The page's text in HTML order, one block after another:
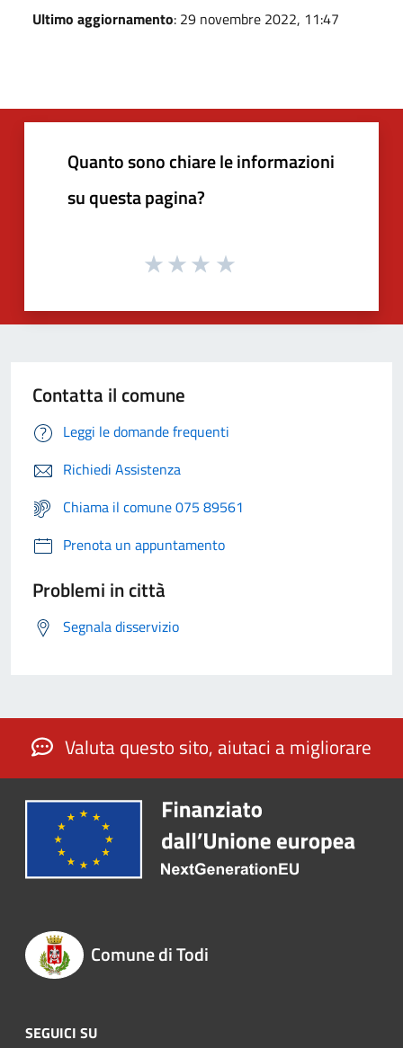
Ultimo aggiornamento: 29 novembre 2022, 11:47
Quanto sono chiare le informazioni
su questa pagina?
Contatta il comune
Leggi le domande frequenti
Richiedi Assistenza
Chiama il comune 075 89561
Prenota un appuntamento
Problemi in città
Segnala disservizio
Valuta questo sito, aiutaci a migliorare
Comune di Todi
SEGUICI SU